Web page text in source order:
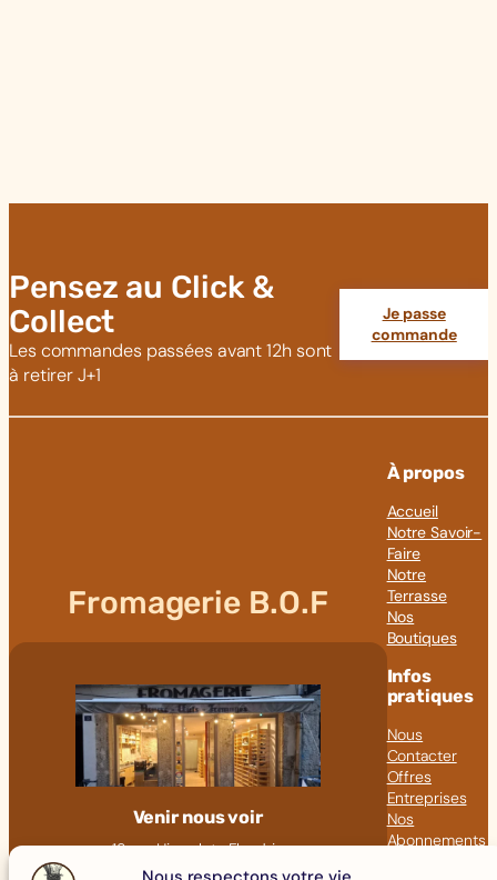
Pensez au Click &
Collect
Les commandes passées avant 12h sont
à retirer J+1
Je passe
commande
Fromagerie B.O.F
Venir nous voir
18 rue Hippolyte Flandrin
69001 LYON
À propos
Accueil
Notre Savoir-
Faire
Notre
Terrasse
Nos
Boutiques
Infos
pratiques
Nous
Contacter
Offres
Entreprises
Nos
Abonnements